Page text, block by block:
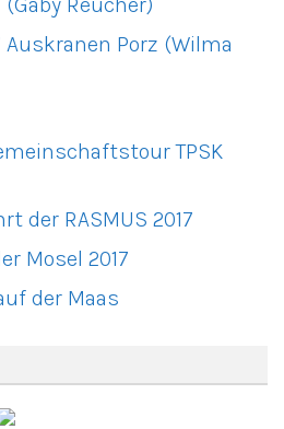
Auskranen Porz (Wilma
TPSK
der RASMUS 2017
Mosel 2017
der Maas